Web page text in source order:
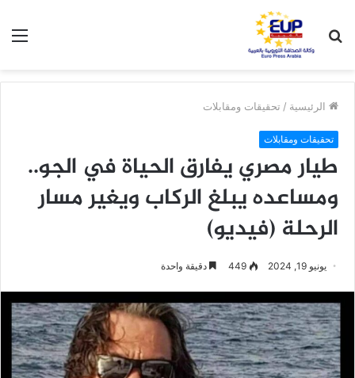
عن
الرئيسية / تحقيقات ومقابلات
تحقيقات ومقابلات
طيار مصري يفارق الحياة في الجو..
ومساعده يبلغ الركاب ويغير مسار
الرحلة (فيديو)
يونيو 19, 2024 449 دقيقة واحدة